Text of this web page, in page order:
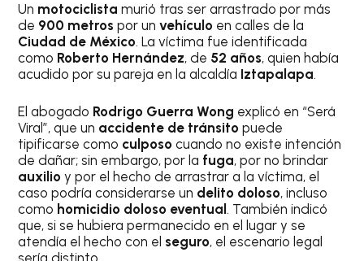
Un motociclista murió tras ser arrastrado por más
de 900 metros por unvehículo en calles de la
Ciudad de México. La víctima fue identificada
como Roberto Hernández, de 52 años, quien había
acudido por su pareja en la alcaldía Iztapalapa.
El abogado Rodrigo Guerra Wong explicó en “Será
Viral”, que un accidente de tránsito puede
tipificarse como culposo cuando no existe intención
de dañar; sin embargo, por la fuga, por no brindar
auxilio y por el hecho de arrastrar a la víctima, el
caso podría considerarse un delito doloso, incluso
como homicidio doloso eventual. También indicó
que, si se hubiera permanecido en el lugar y se
atendía el hecho con el seguro, el escenario legal
sería distinto.